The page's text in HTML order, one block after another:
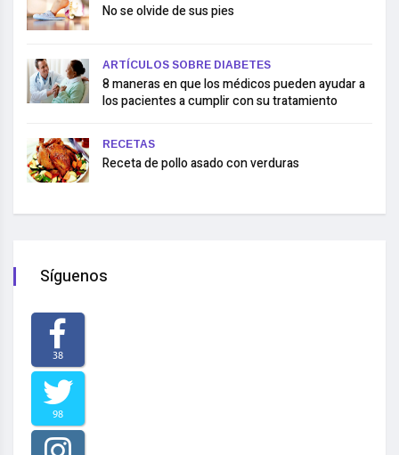
No se olvide de sus pies
ARTÍCULOS SOBRE DIABETES
8 maneras en que los médicos pueden ayudar a
los pacientes a cumplir con su tratamiento
RECETAS
Receta de pollo asado con verduras
Síguenos
38
98